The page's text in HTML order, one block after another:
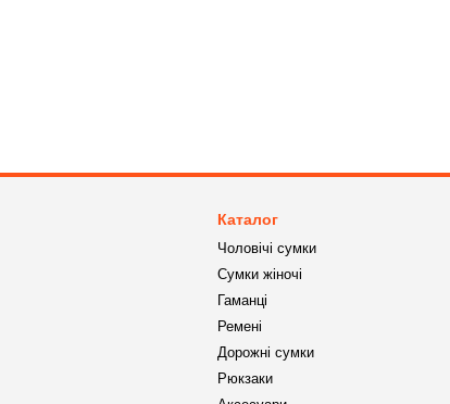
Каталог
Чоловічі сумки
Сумки жіночі
Гаманці
Ремені
Дорожні сумки
Рюкзаки